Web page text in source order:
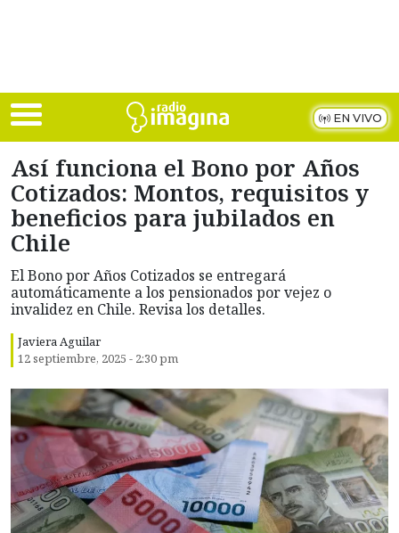
EN VIVO
Así funciona el Bono por Años
Cotizados: Montos, requisitos y
beneficios para jubilados en
Chile
El Bono por Años Cotizados se entregará
automáticamente a los pensionados por vejez o
invalidez en Chile. Revisa los detalles.
Javiera Aguilar
12 septiembre, 2025 - 2:30 pm